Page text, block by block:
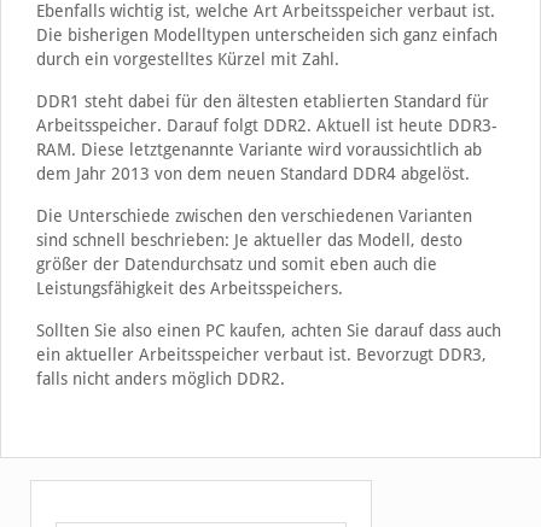
Ebenfalls wichtig ist, welche Art Arbeitsspeicher verbaut ist.
Die bisherigen Modelltypen unterscheiden sich ganz einfach
durch ein vorgestelltes Kürzel mit Zahl.
DDR1 steht dabei für den ältesten etablierten Standard für
Arbeitsspeicher. Darauf folgt DDR2. Aktuell ist heute DDR3-
RAM. Diese letztgenannte Variante wird voraussichtlich ab
dem Jahr 2013 von dem neuen Standard DDR4 abgelöst.
Die Unterschiede zwischen den verschiedenen Varianten
sind schnell beschrieben: Je aktueller das Modell, desto
größer der Datendurchsatz und somit eben auch die
Leistungsfähigkeit des Arbeitsspeichers.
Sollten Sie also einen PC kaufen, achten Sie darauf dass auch
ein aktueller Arbeitsspeicher verbaut ist. Bevorzugt DDR3,
falls nicht anders möglich DDR2.